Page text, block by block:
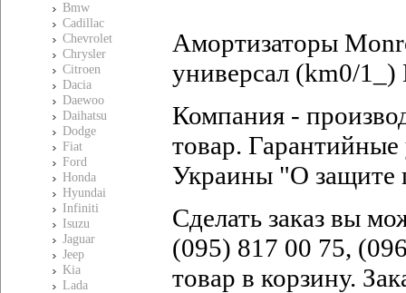
Bmw
Cadillac
Chevrolet
Chrysler
Citroen
Dacia
Daewoo
Daihatsu
Dodge
Fiat
Ford
Honda
Hyundai
Infiniti
Isuzu
Jaguar
Jeep
Kia
Lada
Амортизаторы
универсал (km0/
Компания -
товар. Гарантийные
Украины "О защите
Сделать заказ вы
(095) 817 00 75,
товар в корзину.